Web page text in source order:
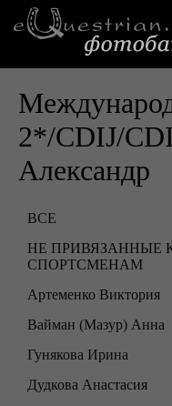
2*/CDIJ/
Александр
ВСЕ
НЕ ПРИВЯЗАННЫЕ
СПОРТСМЕНАМ
Артеменко Виктория
Вайман (Мазур) Анна
Гунякова Ирина
Дудкова Анастасия